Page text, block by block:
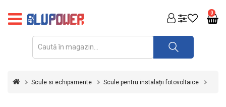
0
FOTOVOLTAICE
REDRESOARE
Scule si echipamente Scule pentru instalații fotovoltaice